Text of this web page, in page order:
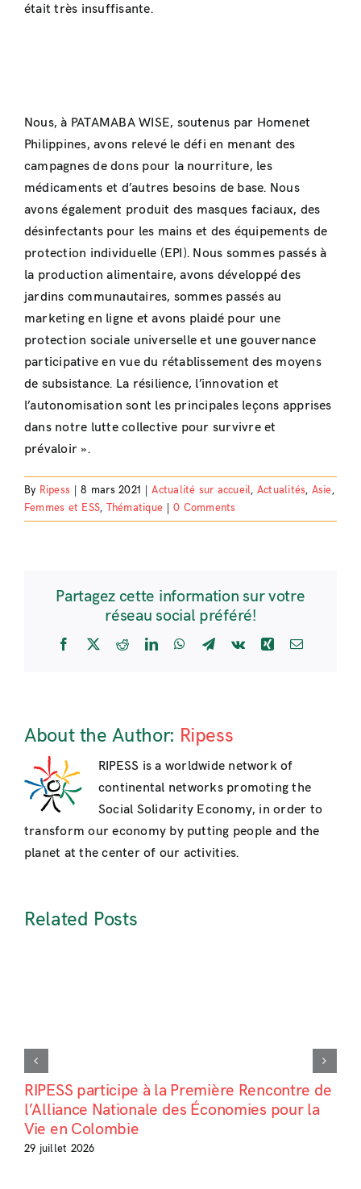
était très insuffisante.
Nous, à PATAMABA WISE, soutenus par Homenet
Philippines, avons relevé le défi en menant des
campagnes de dons pour la nourriture, les
médicaments et d’autres besoins de base. Nous
avons également produit des masques faciaux, des
désinfectants pour les mains et des équipements de
protection individuelle (EPI). Nous sommes passés à
la production alimentaire, avons développé des
jardins communautaires, sommes passés au
marketing en ligne et avons plaidé pour une
protection sociale universelle et une gouvernance
participative en vue du rétablissement des moyens
de subsistance. La résilience, l’innovation et
l’autonomisation sont les principales leçons apprises
dans notre lutte collective pour survivre et
prévaloir ».
By Ripess 8 mars 2021 Actualité sur accueil, Actualités, Asie,
Femmes et ESS, Thématique 0 Comments
Partagez cette information sur votre
réseau social préféré!
Facebook
X RedditLinkedInWhatsApp
Telegram
Vk Xing Email
About the Author: Ripess
RIPESS is a worldwide network of
continental networks promoting the
Social Solidarity Economy, in order to
transform our economy by putting people and the
planet at the center of our activities.
Related Posts
RIPESS participe à la Première Rencontre de
l’Alliance Nationale des Économies pour la
Vie en Colombie
29 juillet 2026